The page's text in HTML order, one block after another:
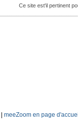
Ce site est'il pertinent
meeZoom en page